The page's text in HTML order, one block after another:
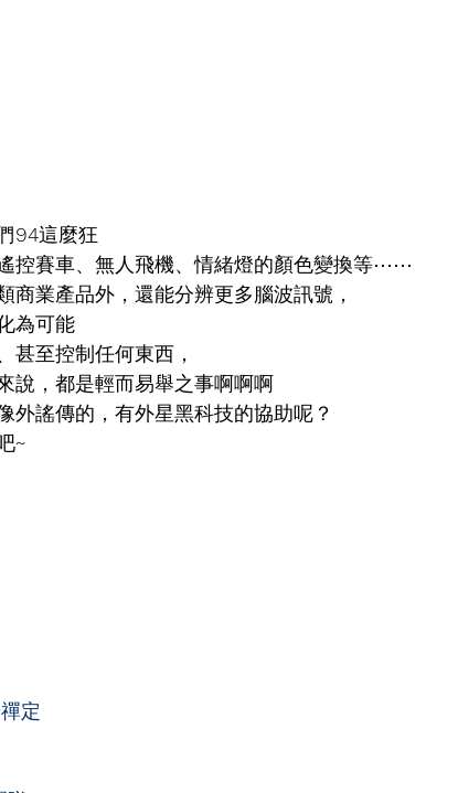
94這麼狂
控賽車、無人飛機、情緒燈的顏色變換等⋯⋯
商業產品外，還能分辨更多腦波訊號，
為可能
甚至控制任何東西，
說，都是輕而易舉之事啊啊啊
外謠傳的，有外星黑科技的協助呢？
~
禪定